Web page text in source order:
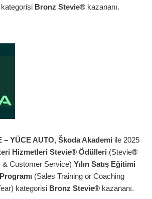
Bronz Stevie®kazananı.
– YÜCE AUTO, Škoda Akademi ile 2025
Hizmetleri Stevie® Ödülleri (Stevie®
Customer Service) Yılın Satış Eğitimi
(Sales Training or Coaching
kategorisi Bronz Stevie® kazananı.